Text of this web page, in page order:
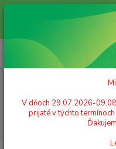
Milí zákazníci! V dňoch
Objednávky prijaté v týchto
Ďakujeme za
+421 908 755 958
Po. - Pia. od 9:00 hod. - 16:00 hod.
V dňoch 29.07.2026-
prijaté v týchto